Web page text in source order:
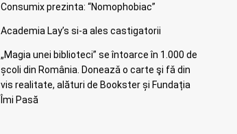
Consumix prezinta: “Nomophobiac”
Academia Lay’s si-a ales castigatorii
„Magia unei biblioteci” se întoarce în 1.000 de
școli din România. Doneazǎ o carte şi fǎ din
vis realitate, alături de Bookster și Fundația
Îmi Pasă